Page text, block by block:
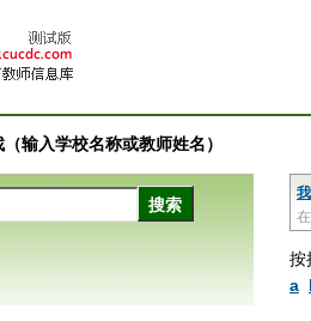
输入学校名称或教师姓名）
按
a